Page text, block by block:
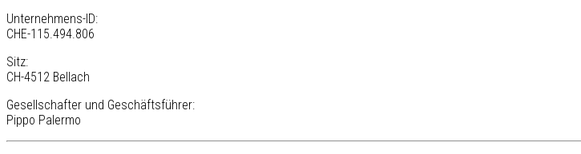
Unternehmens-ID:
CHE-115.494.806
Sitz:
CH-4512 Bellach
Gesellschafter und Geschäftsführer:
Pippo Palermo